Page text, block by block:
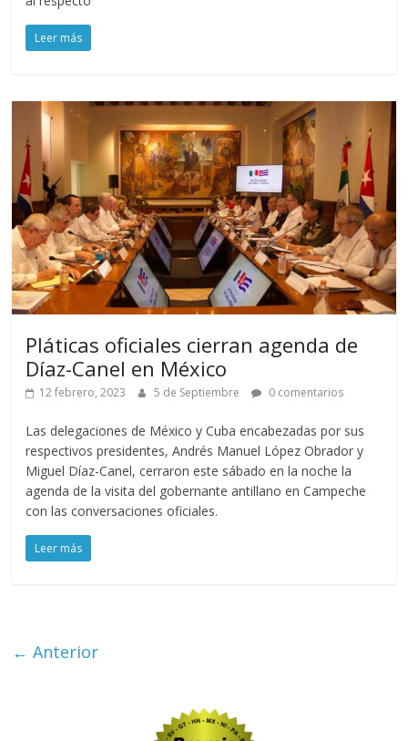
Leer más
Pláticas oficiales cierran agenda de
Díaz-Canel en México
12 febrero, 2023 5 de Septiembre 0 comentarios
Las delegaciones de México y Cuba encabezadas por sus
respectivos presidentes, Andrés Manuel López Obrador y
Miguel Díaz-Canel, cerraron este sábado en la noche la
agenda de la visita del gobernante antillano en Campeche
con las conversaciones oficiales.
Leer más
← Anterior